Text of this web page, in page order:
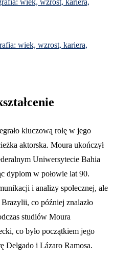
wiek, wzrost, kariera,
wiek, wzrost, kariera,
kluczową rolę w jego
aktorska. Moura ukończył
Uniwersytecie Bahia
dyplom w połowie lat 90.
i analizy społecznej, ale
co później znalazło
studiów Moura
co było początkiem jego
Delgado i Lázaro Ramosa.